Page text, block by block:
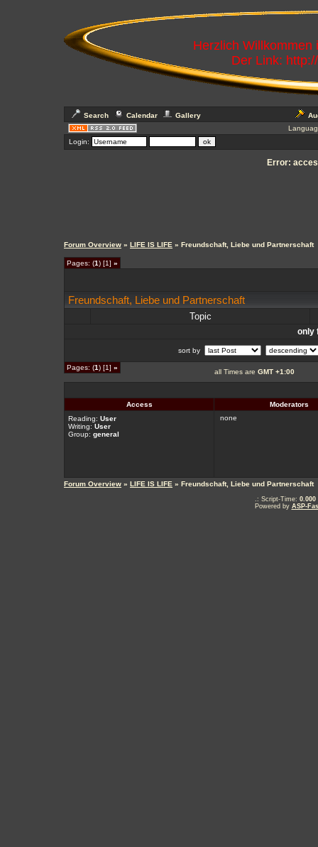
Herzlich
Der Link:
Search Calendar Gallery
Login:
Error:
Forum Overview » LIFE IS LIFE » Freundschaft, Liebe und Partnerschaft
Pages: (1) [1] »
Freundschaft, Liebe und Partnerschaft
Topic
only
sort by
Pages: (1) [1] »
all Times are GMT +1:00
Access
Moderators
Reading: User
Writing: User
Group: general
none
Forum Overview » LIFE IS LIFE » Freundschaft, Liebe und Partnerschaft
.: Script-Time: 0.000
Powered by ASP-